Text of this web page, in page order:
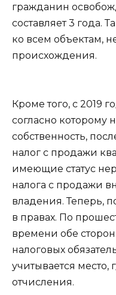
гражданин
составляет 3 года.
ко всем объектам,
происхождения.
Кроме того, с 2019
согласно
собственность,
налог с продажи
имеющие статус
налога с продажи
владения. Теперь,
в правах. По
времени обе
налоговых
учитывается место,
отчисления.